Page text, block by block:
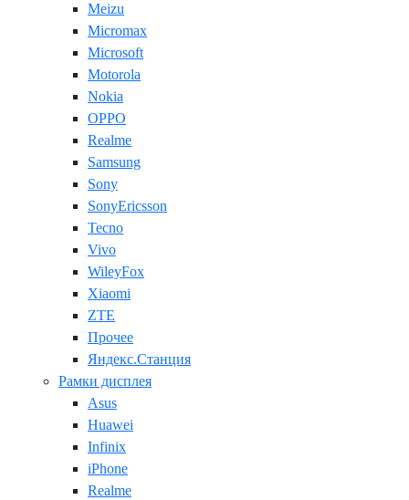
Meizu
Micromax
Microsoft
Motorola
Nokia
OPPO
Realme
Samsung
Sony
SonyEricsson
Tecno
Vivo
WileyFox
Xiaomi
ZTE
Прочее
Яндекс.Станция
Рамки дисплея
Asus
Huawei
Infinix
iPhone
Realme